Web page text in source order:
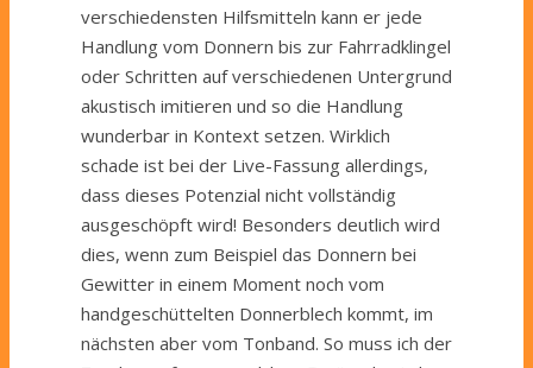
verschiedensten Hilfsmitteln kann er jede
Handlung vom Donnern bis zur Fahrradklingel
oder Schritten auf verschiedenen Untergrund
akustisch imitieren und so die Handlung
wunderbar in Kontext setzen. Wirklich
schade ist bei der Live-Fassung allerdings,
dass dieses Potenzial nicht vollständig
ausgeschöpft wird! Besonders deutlich wird
dies, wenn zum Beispiel das Donnern bei
Gewitter in einem Moment noch vom
handgeschüttelten Donnerblech kommt, im
nächsten aber vom Tonband. So muss ich der